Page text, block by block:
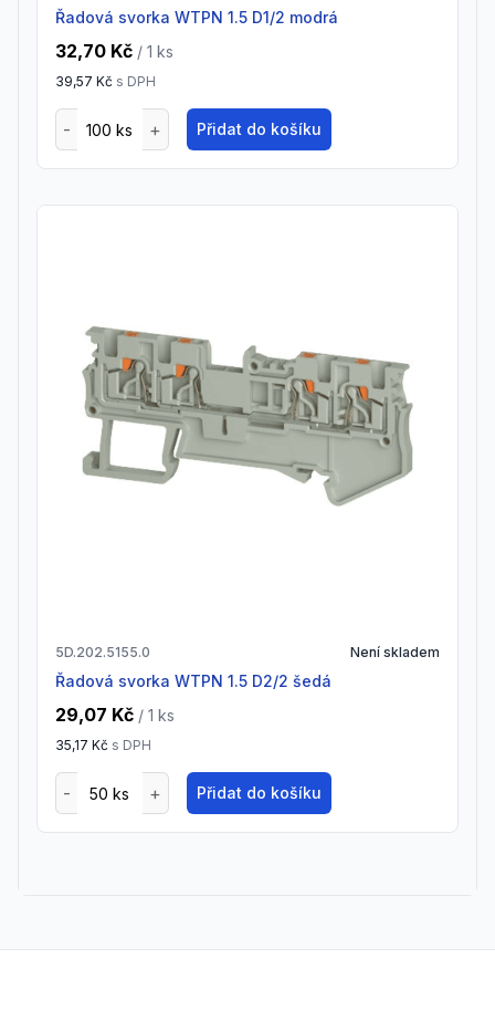
Řadová svorka WTPN 1.5 D1/2 modrá
32,70 Kč / 1 ks
39,57 Kč s DPH
Přidat do košíku
5D.202.5155.0 Není skladem
Řadová svorka WTPN 1.5 D2/2 šedá
29,07 Kč / 1 ks
35,17 Kč s DPH
Přidat do košíku